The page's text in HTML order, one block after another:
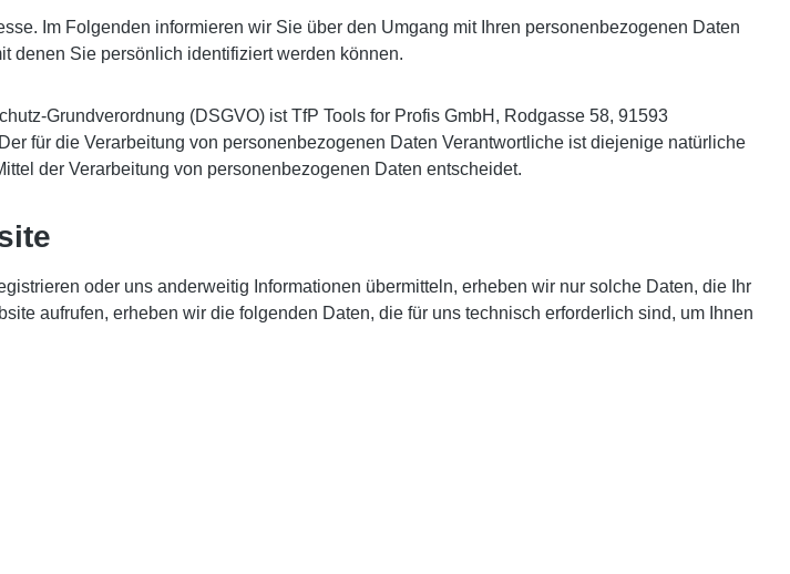
Im Folgenden informieren wir Sie über den Umgang mit Ihren personenbezogenen Daten
denen Sie persönlich identifiziert werden können.
Grundverordnung (DSGVO) ist TfP Tools for Profis GmbH, Rodgasse 58, 91593
für die Verarbeitung von personenbezogenen Daten Verantwortliche ist diejenige natürliche
der Verarbeitung von personenbezogenen Daten entscheidet.
oder uns anderweitig Informationen übermitteln, erheben wir nur solche Daten, die Ihr
aufrufen, erheben wir die folgenden Daten, die für uns technisch erforderlich sind, um Ihnen